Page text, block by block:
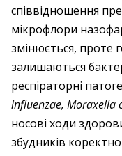
співвідношення
мікрофлори
змінюється, проте
залишаються
респіраторні
influenzae, Moraxella
носові ходи
збудників